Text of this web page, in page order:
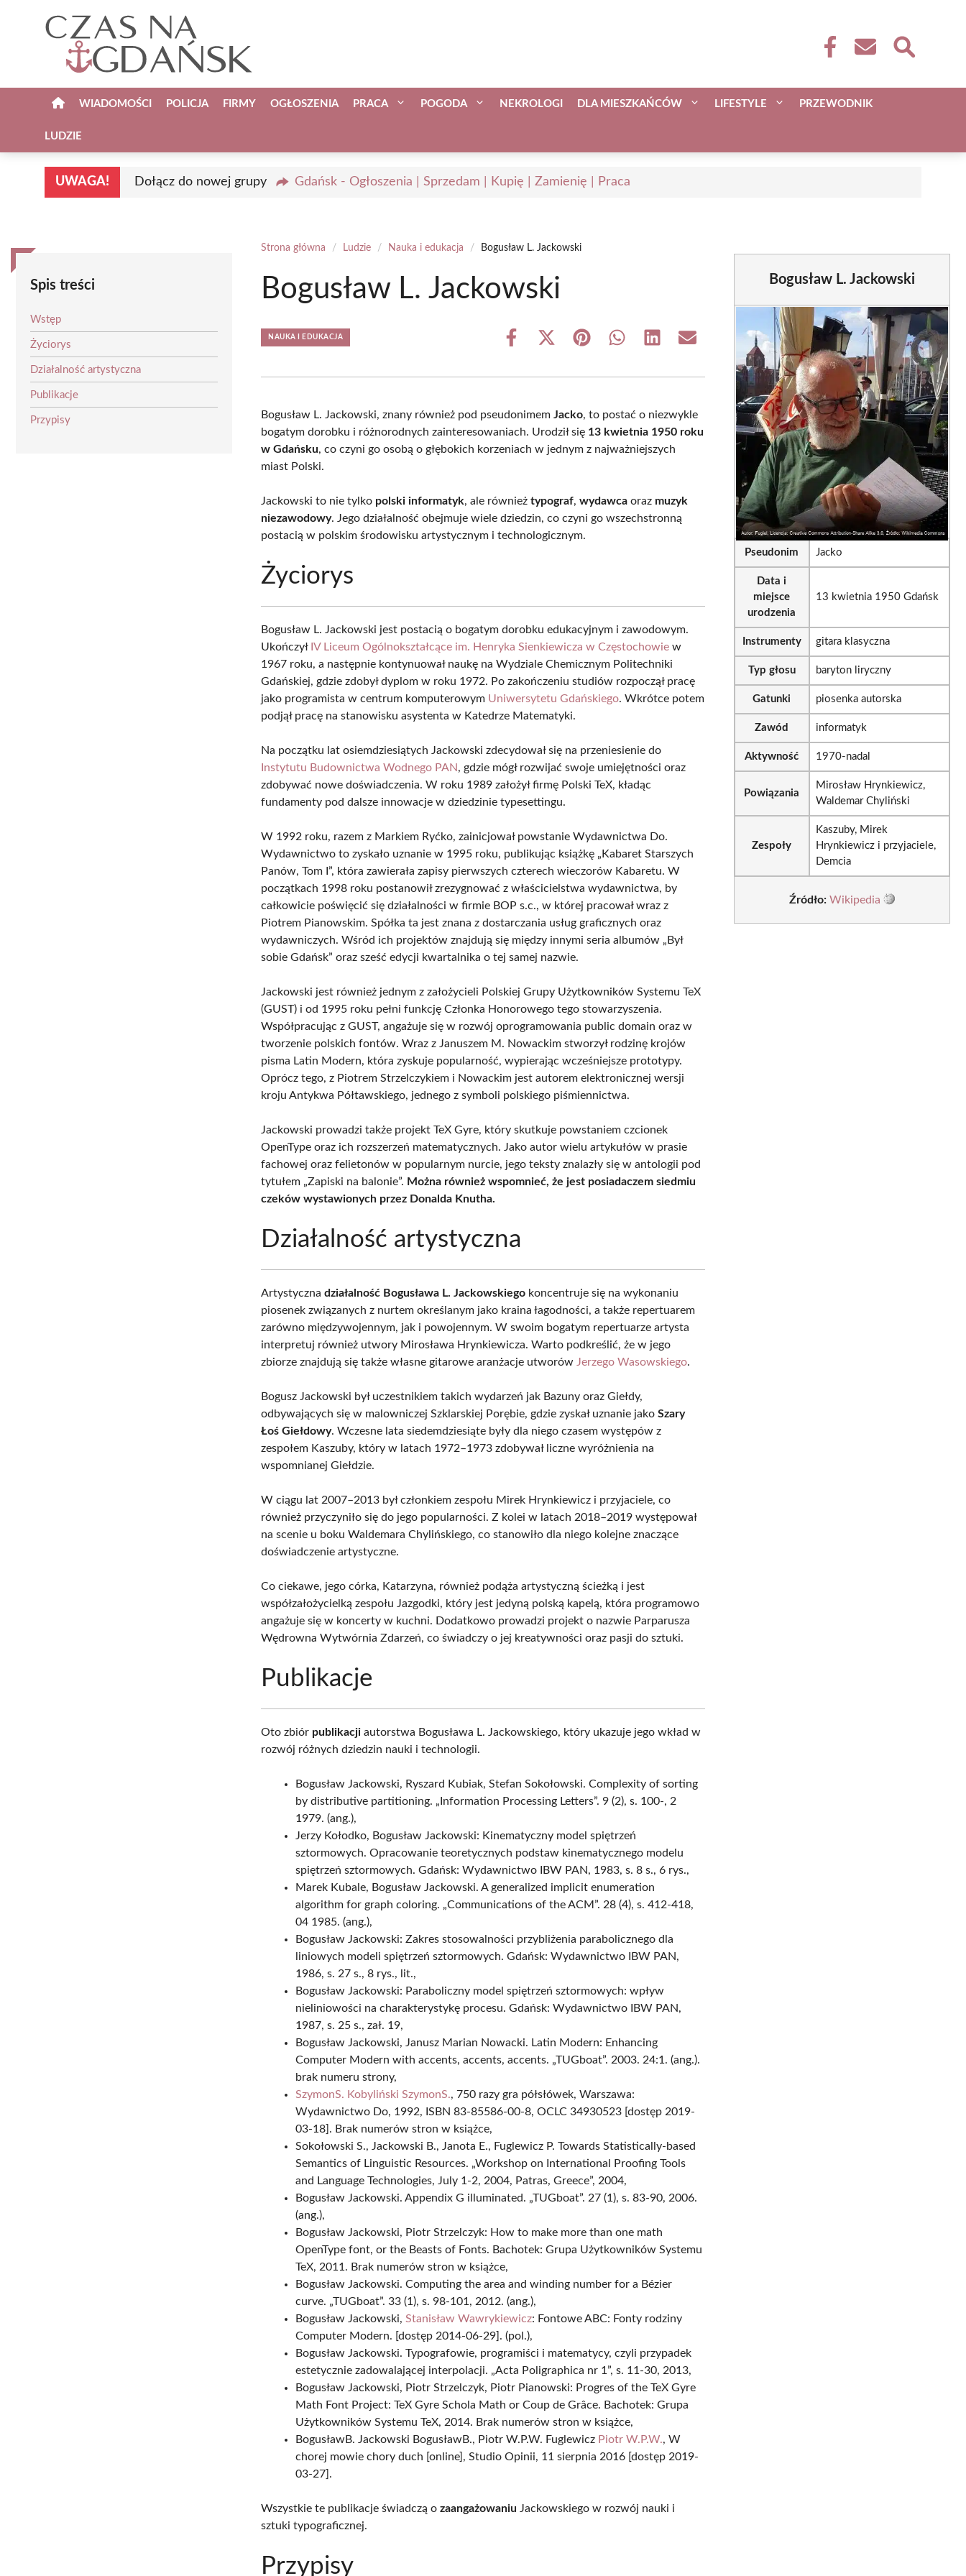
WIADOMOŚCI POLICJA FIRMY OGŁOSZENIA PRACA POGODA NEKROLOGI DLA MIESZKAŃCÓW LIFESTYLE PRZEWODNIK
LUDZIE
UWAGA! Dołącz do nowej grupy Gdańsk - Ogłoszenia | Sprzedam | Kupię | Zamienię | Praca
Spis treści
Wstęp
Życiorys
Działalność artystyczna
Publikacje
Przypisy
Strona główna / Ludzie / Nauka i edukacja / Bogusław L. Jackowski
Bogusław L. Jackowski
NAUKA I EDUKACJA
Share
Share
(Twitter)
Share Share Share Share
Bogusław L. Jackowski, znany również pod pseudonimemJacko, to postać o niezwykle
bogatym dorobku i różnorodnych zainteresowaniach. Urodził się 13 kwietnia 1950 roku
w Gdańsku, co czyni go osobą o głębokich korzeniach w jednym z najważniejszych
miast Polski.
Jackowski to nie tylko polski informatyk, ale równieżtypograf,wydawca oraz muzyk
niezawodowy. Jego działalność obejmuje wiele dziedzin, co czyni go wszechstronną
postacią w polskim środowisku artystycznym i technologicznym.
Życiorys
Bogusław L. Jackowski jest postacią o bogatym dorobku edukacyjnym i zawodowym.
Ukończył IV Liceum Ogólnokształcące im. Henryka Sienkiewicza w Częstochowie w
1967 roku, a następnie kontynuował naukę na Wydziale Chemicznym Politechniki
Gdańskiej, gdzie zdobył dyplom w roku 1972. Po zakończeniu studiów rozpoczął pracę
jako programista w centrum komputerowym Uniwersytetu Gdańskiego. Wkrótce potem
podjął pracę na stanowisku asystenta w Katedrze Matematyki.
Na początku lat osiemdziesiątych Jackowski zdecydował się na przeniesienie do
Instytutu Budownictwa Wodnego PAN, gdzie mógł rozwijać swoje umiejętności oraz
zdobywać nowe doświadczenia. W roku 1989 założył firmę Polski TeX, kładąc
fundamenty pod dalsze innowacje w dziedzinie typesettingu.
W 1992 roku, razem z Markiem Ryćko, zainicjował powstanie Wydawnictwa Do.
Wydawnictwo to zyskało uznanie w 1995 roku, publikując książkę „Kabaret Starszych
Panów, Tom I”, która zawierała zapisy pierwszych czterech wieczorów Kabaretu. W
początkach 1998 roku postanowił zrezygnować z właścicielstwa wydawnictwa, by
całkowicie poświęcić się działalności w firmie BOP s.c., w której pracował wraz z
Piotrem Pianowskim. Spółka ta jest znana z dostarczania usług graficznych oraz
wydawniczych. Wśród ich projektów znajdują się między innymi seria albumów „Był
sobie Gdańsk” oraz sześć edycji kwartalnika o tej samej nazwie.
Jackowski jest również jednym z założycieli Polskiej Grupy Użytkowników Systemu TeX
(GUST) i od 1995 roku pełni funkcję Członka Honorowego tego stowarzyszenia.
Współpracując z GUST, angażuje się w rozwój oprogramowania public domain oraz w
tworzenie polskich fontów. Wraz z Januszem M. Nowackim stworzył rodzinę krojów
pisma Latin Modern, która zyskuje popularność, wypierając wcześniejsze prototypy.
Oprócz tego, z Piotrem Strzelczykiem i Nowackim jest autorem elektronicznej wersji
kroju Antykwa Półtawskiego, jednego z symboli polskiego piśmiennictwa.
Jackowski prowadzi także projekt TeX Gyre, który skutkuje powstaniem czcionek
OpenType oraz ich rozszerzeń matematycznych. Jako autor wielu artykułów w prasie
fachowej oraz felietonów w popularnym nurcie, jego teksty znalazły się w antologii pod
tytułem „Zapiski na balonie”. Można również wspomnieć, że jest posiadaczem siedmiu
czeków wystawionych przez Donalda Knutha.
Działalność artystyczna
Artystycznadziałalność Bogusława L. Jackowskiego koncentruje się na wykonaniu
piosenek związanych z nurtem określanym jako kraina łagodności, a także repertuarem
zarówno międzywojennym, jak i powojennym. W swoim bogatym repertuarze artysta
interpretuj również utwory Mirosława Hrynkiewicza. Warto podkreślić, że w jego
zbiorze znajdują się także własne gitarowe aranżacje utworów Jerzego Wasowskiego.
Bogusz Jackowski był uczestnikiem takich wydarzeń jak Bazuny oraz Giełdy,
odbywających się w malowniczej Szklarskiej Porębie, gdzie zyskał uznanie jakoSzary
Łoś Giełdowy. Wczesne lata siedemdziesiąte były dla niego czasem występów z
zespołem Kaszuby, który w latach 1972–1973 zdobywał liczne wyróżnienia na
wspomnianej Giełdzie.
W ciągu lat 2007–2013 był członkiem zespołu Mirek Hrynkiewicz i przyjaciele, co
również przyczyniło się do jego popularności. Z kolei w latach 2018–2019 występował
na scenie u boku Waldemara Chylińskiego, co stanowiło dla niego kolejne znaczące
doświadczenie artystyczne.
Co ciekawe, jego córka, Katarzyna, również podąża artystyczną ścieżką i jest
współzałożycielką zespołu Jazgodki, który jest jedyną polską kapelą, która programowo
angażuje się w koncerty w kuchni. Dodatkowo prowadzi projekt o nazwie Parparusza
Wędrowna Wytwórnia Zdarzeń, co świadczy o jej kreatywności oraz pasji do sztuki.
Publikacje
Oto zbiór publikacji autorstwa Bogusława L. Jackowskiego, który ukazuje jego wkład w
rozwój różnych dziedzin nauki i technologii.
Bogusław Jackowski, Ryszard Kubiak, Stefan Sokołowski. Complexity of sorting
by distributive partitioning. „Information Processing Letters”. 9 (2), s. 100-, 2
1979. (ang.),
Jerzy Kołodko, Bogusław Jackowski: Kinematyczny model spiętrzeń
sztormowych. Opracowanie teoretycznych podstaw kinematycznego modelu
spiętrzeń sztormowych. Gdańsk: Wydawnictwo IBW PAN, 1983, s. 8 s., 6 rys.,
Marek Kubale, Bogusław Jackowski. A generalized implicit enumeration
algorithm for graph coloring. „Communications of the ACM”. 28 (4), s. 412-418,
04 1985. (ang.),
Bogusław Jackowski: Zakres stosowalności przybliżenia parabolicznego dla
liniowych modeli spiętrzeń sztormowych. Gdańsk: Wydawnictwo IBW PAN,
1986, s. 27 s., 8 rys., lit.,
Bogusław Jackowski: Paraboliczny model spiętrzeń sztormowych: wpływ
nieliniowości na charakterystykę procesu. Gdańsk: Wydawnictwo IBW PAN,
1987, s. 25 s., zał. 19,
Bogusław Jackowski, Janusz Marian Nowacki. Latin Modern: Enhancing
Computer Modern with accents, accents, accents. „TUGboat”. 2003. 24:1. (ang.).
brak numeru strony,
SzymonS. Kobyliński SzymonS., 750 razy gra półsłówek, Warszawa:
Wydawnictwo Do, 1992, ISBN 83-85586-00-8, OCLC 34930523 [dostęp 2019-
03-18]. Brak numerów stron w książce,
Sokołowski S., Jackowski B., Janota E., Fuglewicz P. Towards Statistically-based
Semantics of Linguistic Resources. „Workshop on International Proofing Tools
and Language Technologies, July 1-2, 2004, Patras, Greece”, 2004,
Bogusław Jackowski. Appendix G illuminated. „TUGboat”. 27 (1), s. 83-90, 2006.
(ang.),
Bogusław Jackowski, Piotr Strzelczyk: How to make more than one math
OpenType font, or the Beasts of Fonts. Bachotek: Grupa Użytkowników Systemu
TeX, 2011. Brak numerów stron w książce,
Bogusław Jackowski. Computing the area and winding number for a Bézier
curve. „TUGboat”. 33 (1), s. 98-101, 2012. (ang.),
Bogusław Jackowski,Stanisław Wawrykiewicz: Fontowe ABC: Fonty rodziny
Computer Modern. [dostęp 2014-06-29]. (pol.),
Bogusław Jackowski. Typografowie, programiści i matematycy, czyli przypadek
estetycznie zadowalającej interpolacji. „Acta Poligraphica nr 1”, s. 11-30, 2013,
Bogusław Jackowski, Piotr Strzelczyk, Piotr Pianowski: Progres of the TeX Gyre
Math Font Project: TeX Gyre Schola Math or Coup de Grâce. Bachotek: Grupa
Użytkowników Systemu TeX, 2014. Brak numerów stron w książce,
BogusławB. Jackowski BogusławB., Piotr W.P.W. Fuglewicz Piotr W.P.W., W
chorej mowie chory duch [online], Studio Opinii, 11 sierpnia 2016 [dostęp 2019-
03-27].
Wszystkie te publikacje świadczą ozaangażowaniu Jackowskiego w rozwój nauki i
sztuki typograficznej.
Przypisy
Bogusław L. Jackowski
Pseudonim Jacko
Data i
miejsce
urodzenia
13 kwietnia 1950 Gdańsk
Instrumenty gitara klasyczna
Typ głosu baryton liryczny
Gatunki piosenka autorska
Zawód informatyk
Aktywność 1970-nadal
Powiązania
Mirosław Hrynkiewicz,
Waldemar Chyliński
Zespoły
Kaszuby, Mirek
Hrynkiewicz i przyjaciele,
Demcia
Źródło: Wikipedia